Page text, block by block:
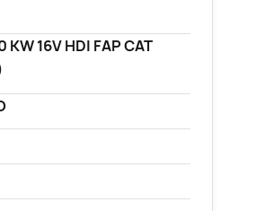
KW 16V HDI FAP CAT